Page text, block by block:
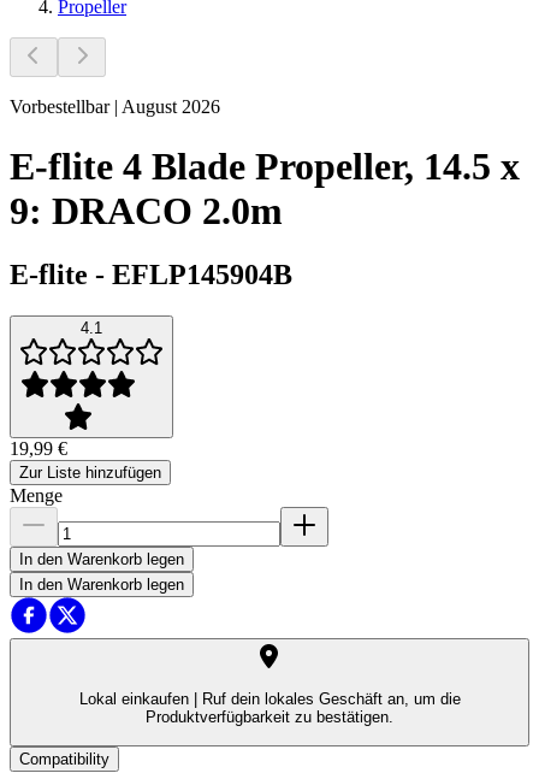
Propeller
Vorbestellbar | August 2026
E-flite 4 Blade Propeller, 14.5 x
9: DRACO 2.0m
E-flite - EFLP145904B
4.1
19,99 €
Zur Liste hinzufügen
Menge
In den Warenkorb legen
In den Warenkorb legen
Lokal einkaufen |
Ruf dein lokales Geschäft an, um die
Produktverfügbarkeit zu bestätigen.
Compatibility